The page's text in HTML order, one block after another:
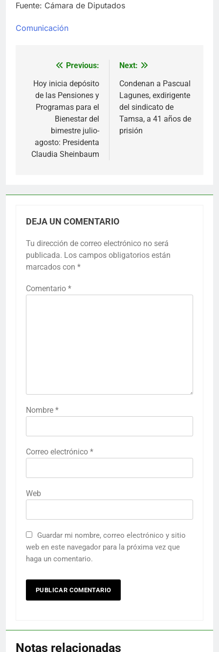
Fuente: Cámara de Diputados
Comunicación
Navegación
de
entradas
Previous:
Hoy inicia depósito
de las Pensiones y
Programas para el
Bienestar del
bimestre julio-
agosto: Presidenta
Claudia Sheinbaum
Next:
Condenan a Pascual
Lagunes, exdirigente
del sindicato de
Tamsa, a 41 años de
prisión
DEJA UN COMENTARIO
Tu dirección de correo electrónico no será
publicada. Los campos obligatorios están
marcados con *
Comentario *
Nombre *
Correo electrónico *
Web
Guardar mi nombre, correo electrónico y sitio
web en este navegador para la próxima vez que
haga un comentario.
Notas relacionadas